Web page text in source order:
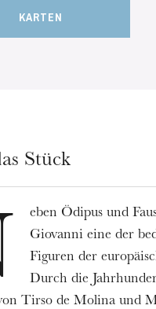
KARTEN
Stück
eben Ödipus und
Giovanni eine der
Figuren der
Durch die
Tirso de Molina und